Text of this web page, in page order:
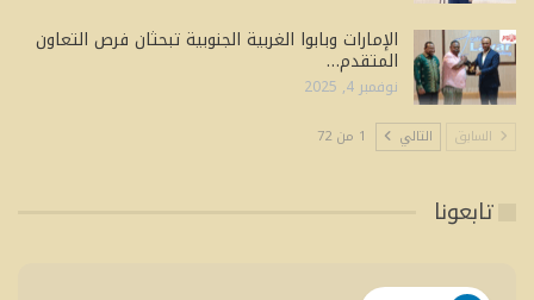
الإمارات وبابوا الغربية الجنوبية تبحثان فرص التعاون
المتقدم…
نوفمبر 4, 2025
السابق التالي 1 من 72
تابعونا